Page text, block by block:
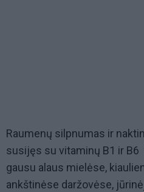
Raumenų silpnumas ir
susijęs su vitaminų B1 ir
gausu alaus mielėse,
ankštinėse daržovėse,